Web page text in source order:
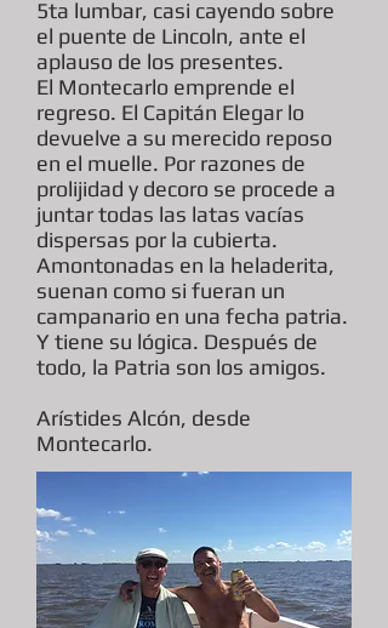
5ta lumbar, casi cayendo sobre
el puente de Lincoln, ante el
aplauso de los presentes.
El Montecarlo emprende el
regreso. El Capitán Elegar lo
devuelve a su merecido reposo
en el muelle. Por razones de
prolijidad y decoro se procede a
juntar todas las latas vacías
dispersas por la cubierta.
Amontonadas en la heladerita,
suenan como si fueran un
campanario en una fecha patria.
Y tiene su lógica. Después de
todo, la Patria son los amigos.
Arístides Alcón, desde
Montecarlo.